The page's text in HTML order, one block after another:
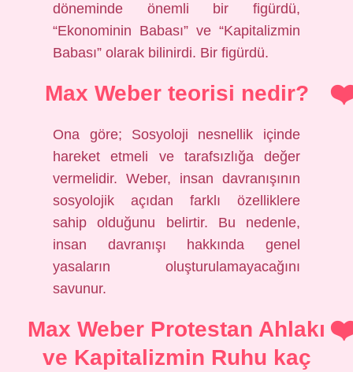
döneminde önemli bir figürdü,
“Ekonominin Babası” ve “Kapitalizmin
Babası” olarak bilinirdi. Bir figürdü.
Max Weber teorisi nedir?
Ona göre; Sosyoloji nesnellik içinde
hareket etmeli ve tarafsızlığa değer
vermelidir. Weber, insan davranışının
sosyolojik açıdan farklı özelliklere
sahip olduğunu belirtir. Bu nedenle,
insan davranışı hakkında genel
yasaların oluşturulamayacağını
savunur.
Max Weber Protestan Ahlakı
ve Kapitalizmin Ruhu kaç